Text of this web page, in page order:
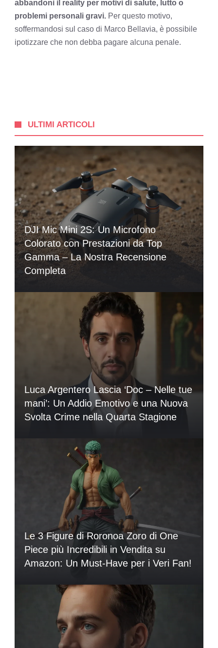
abbandoni il reality per motivi di salute, lutto o
problemi personali gravi. Per questo motivo,
soffermandosi sul caso di Marco Bellavia, è possibile
ipotizzare che non debba pagare alcuna penale.
ULTIMI ARTICOLI
DJI Mic Mini 2S: Un Microfono
Colorato con Prestazioni da Top
Gamma – La Nostra Recensione
Completa
Luca Argentero Lascia ‘Doc – Nelle tue
mani’: Un Addio Emotivo e una Nuova
Svolta Crime nella Quarta Stagione
Le 3 Figure di Roronoa Zoro di One
Piece più Incredibili in Vendita su
Amazon: Un Must-Have per i Veri Fan!